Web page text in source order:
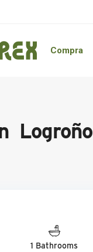
Compra
Logroño
1 Bathrooms